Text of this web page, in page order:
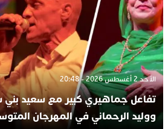
الأحد 2 أغسطس 2026 - 20:48
تفاعل جماهيري كبير مع سعيد
ووليد الرحماني في المهرجان